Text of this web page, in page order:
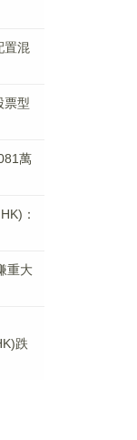
置混
票型
萬
：
重大
跌